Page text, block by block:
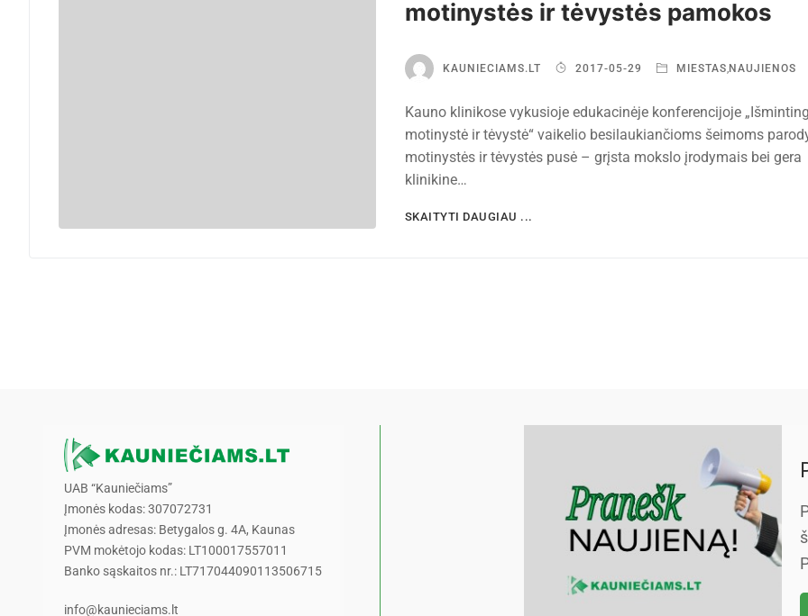
motinystės ir tėvystės pamokos
KAUNIECIAMS.LT 2017-05-29 MIESTAS,NAUJIENOS
Kauno klinikose vykusioje edukacinėje konferencijoje
motinystė ir tėvystė“ vaikelio besilaukiančioms šeimoms
motinystės ir tėvystės pusė – grįsta mokslo įrodymais bei gera
klinikine…
SKAITYTI DAUGIAU ...
UAB “Kauniečiams”
Įmonės kodas: 307072731
Įmonės adresas: Betygalos g. 4A, Kaunas
PVM mokėtojo kodas: LT100017557011
Banko sąskaitos nr.: LT717044090113506715
info@kaunieciams.lt